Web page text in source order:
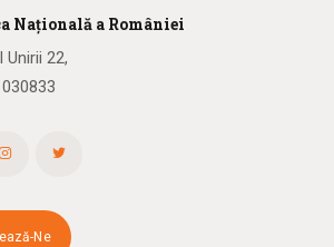
Națională a României
Unirii 22,
Ne